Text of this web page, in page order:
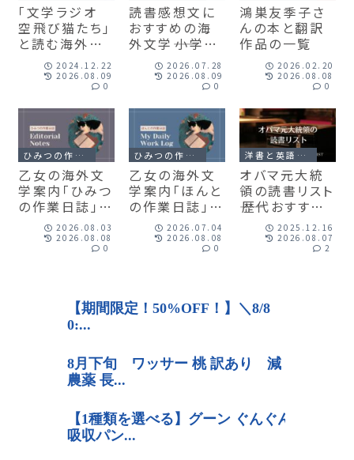
「文学ラジオ
空飛び猫たち」
と読む海外文
学――紹介本一覧
2024.12.22
2026.08.09
0
読書感想文に
おすすめの海
外文学――小学
生、中学生、高
校生でない人
2026.07.28
2026.08.09
0
鴻巣友季子さ
んの本と翻訳
作品の一覧
2026.02.20
2026.08.08
0
ひみつの作業日誌とお知らせ
乙女の海外文
学案内「ひみつ
の作業日誌」
2026年8月分
2026.08.03
2026.08.08
0
ひみつの作業日誌とお知らせ
乙女の海外文
学案内「ほんと
の作業日誌」
2026年7月分
2026.07.04
2026.08.08
0
洋書と英語の本のこと
オバマ元大統
領の読書リスト
――歴代おすすめ
本と邦訳作品
の一覧表
2025.12.16
2026.08.07
2